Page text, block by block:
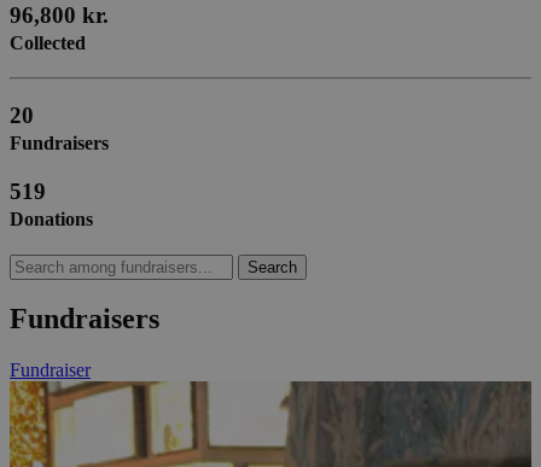
96,800 kr.
Collected
20
Fundraisers
519
Donations
Search
Fundraisers
Fundraiser